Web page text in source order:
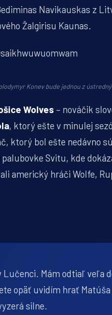
Navikauskas z
Žalgirisu Kaunas.
Konev bude jednou z
Wolves – nováčik
, ktorý ešte v minulej
ktorý bol ešte nedávno
Svitu, kde
americký hráči Wolfe,
Mám odtiaľ veľa
opäť uvidím hrať Matúša
silne.